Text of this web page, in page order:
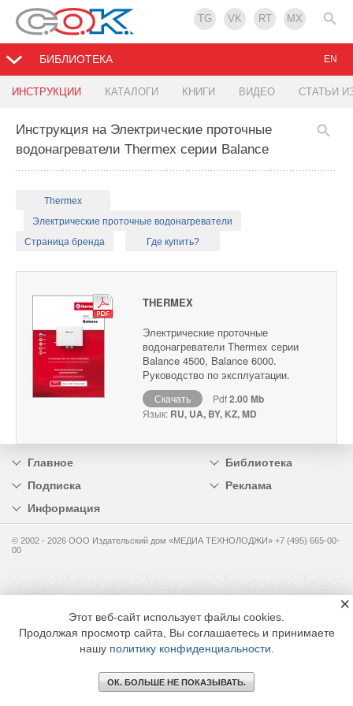
TG VK RT MX
БИБЛИОТЕКА
ИНСТРУКЦИИ КАТАЛОГИ КНИГИ ВИДЕО СТАТЬИ
EN
Инструкция на Электрические проточные
водонагреватели Thermex серии Balance
Thermex
Электрические проточные водонагреватели
Страница бренда
Где купить?
THERMEX
Электрические проточные
водонагреватели Thermex серии
Balance 4500, Balance 6000.
Руководство по эксплуатации.
Скачать Pdf2.00 Mb
Язык: RU, UA, BY, KZ, MD
Главное
Библиотека
Подписка
Реклама
Информация
© 2002 - 2026 OOO Издательский дом «МЕДИА ТЕХНОЛОДЖИ» +7 (495) 665-00-
00
Этот веб-сайт использует файлы cookies.
Продолжая просмотр сайта, Вы соглашаетесь и принимаете
нашу политику конфиденциальности
ОК. БОЛЬШЕ НЕ ПОКАЗЫВАТЬ.
×